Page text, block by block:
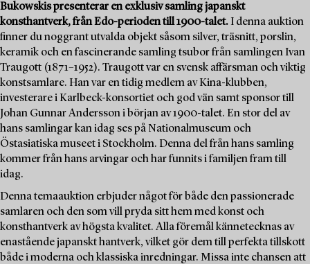
Bukowskis presenterar en exklusiv samling japanskt
konsthantverk, från Edo-perioden till 1900-talet. I denna auktion
finner du noggrant utvalda objekt såsom silver, träsnitt, porslin,
keramik och en fascinerande samling tsubor från samlingen Ivan
Traugott (1871–1952). Traugott var en svensk affärsman och viktig
konstsamlare. Han var en tidig medlem av Kina-klubben,
investerare i Karlbeck-konsortiet och god vän samt sponsor till
Johan Gunnar Andersson i början av 1900-talet. En stor del av
hans samlingar kan idag ses på Nationalmuseum och
Östasiatiska museet i Stockholm. Denna del från hans samling
kommer från hans arvingar och har funnits i familjen fram till
idag.
Denna temaauktion erbjuder något för både den passionerade
samlaren och den som vill pryda sitt hem med konst och
konsthantverk av högsta kvalitet. Alla föremål kännetecknas av
enastående japanskt hantverk, vilket gör dem till perfekta tillskott
både i moderna och klassiska inredningar. Missa inte chansen att